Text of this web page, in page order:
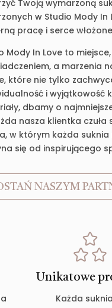
Twoją wymarzoną
w Studio Mody
pracę i serce
Mody In Love to
a marzenia
które nie tylko
i wyjątkowość
dbamy o
nasza klientka
w którym każda
się od inspirującego
NASZYM
Unikatowe
Każda